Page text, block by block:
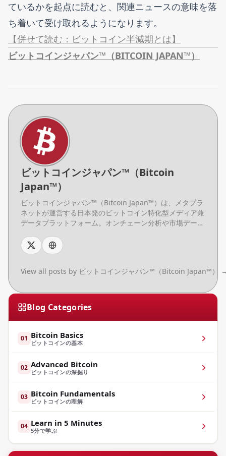
ているかを起点に読むと、関連ニュースの意味を落
ち着いて受け取れるようになります。
【併せて読む：ビットコイン半減期とは】
ビットコインジャパン™（BITCOIN JAPAN™）
ビットコインジャパン™（Bitcoin
Japan™）
ビットコインジャパン™（Bitcoin Japan™）は、メタプラ
ネットが運営する日本発のビットコイン特化型メディア兼
データプラットフォーム。オンチェーン分析や市場デー
ロまで幅広い読者に向けて、ビットコインデータの理解と
活用を支援する。
View all posts by ビットコインジャパン™（Bitcoin Japan™）
Blog Categories
01 Bitcoin Basics
ビットコインの基本
02 Advanced Bitcoin
ビットコインの深掘り
03 Bitcoin Fundamentals
ビットコインの理解
04 Learn in 5 Minutes
5分で学ぶ